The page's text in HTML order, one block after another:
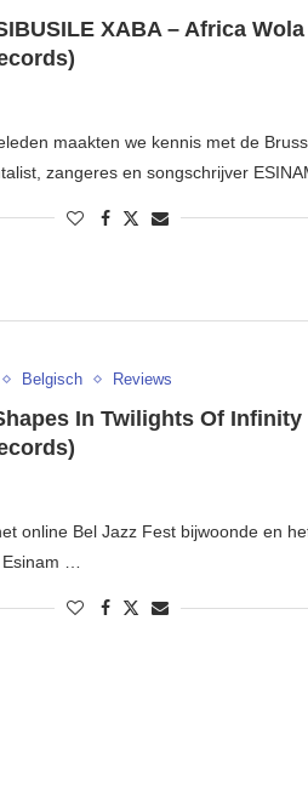
XABA – Africa Wola
maakten we kennis met de
zangeres en songschrijver
Belgisch Reviews
In Twilights Of Infinity
online Bel Jazz Fest bijwoonde en
Esinam …